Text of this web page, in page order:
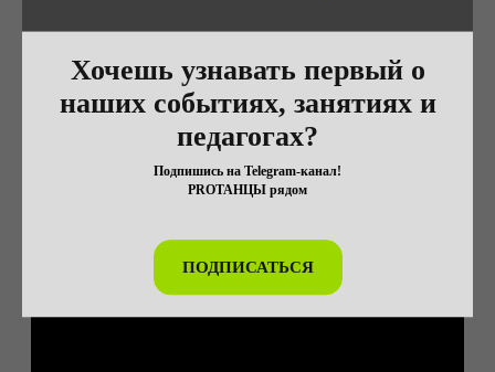
Хочешь узнавать первый о
наших событиях, занятиях и
педагогах?
Подпишись на Telegram-канал!
PROТАНЦЫ рядом
ПОДПИСАТЬСЯ
РАСПИСАНИЕ